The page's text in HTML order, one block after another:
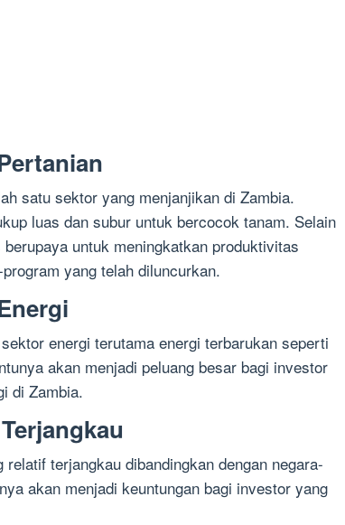
satu sektor yang menjanjikan di Zambia.
luas dan subur untuk bercocok tanam. Selain
untuk meningkatkan produktivitas
yang telah diluncurkan.
energi terutama energi terbarukan seperti
akan menjadi peluang besar bagi investor
di Zambia.
terjangkau dibandingkan dengan negara-
akan menjadi keuntungan bagi investor yang